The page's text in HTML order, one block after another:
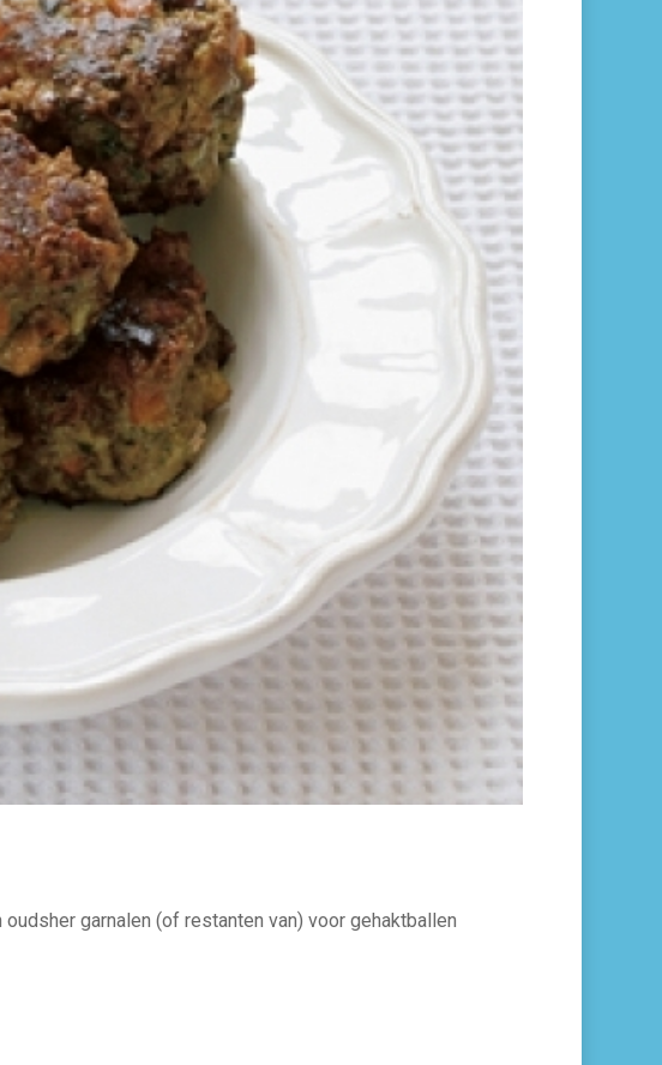
garnalen (of restanten van) voor gehaktballen